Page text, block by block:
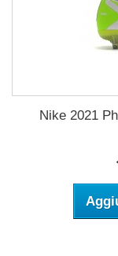
Nike 2021